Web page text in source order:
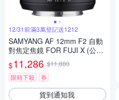
12/31前滿3萬登記送1212
SAMYANG AF 12mm F2 自動
對焦定焦鏡 FOR FUJI X (公司
貨)
$11,286 $11,880
限時下殺
券
貨到通知我